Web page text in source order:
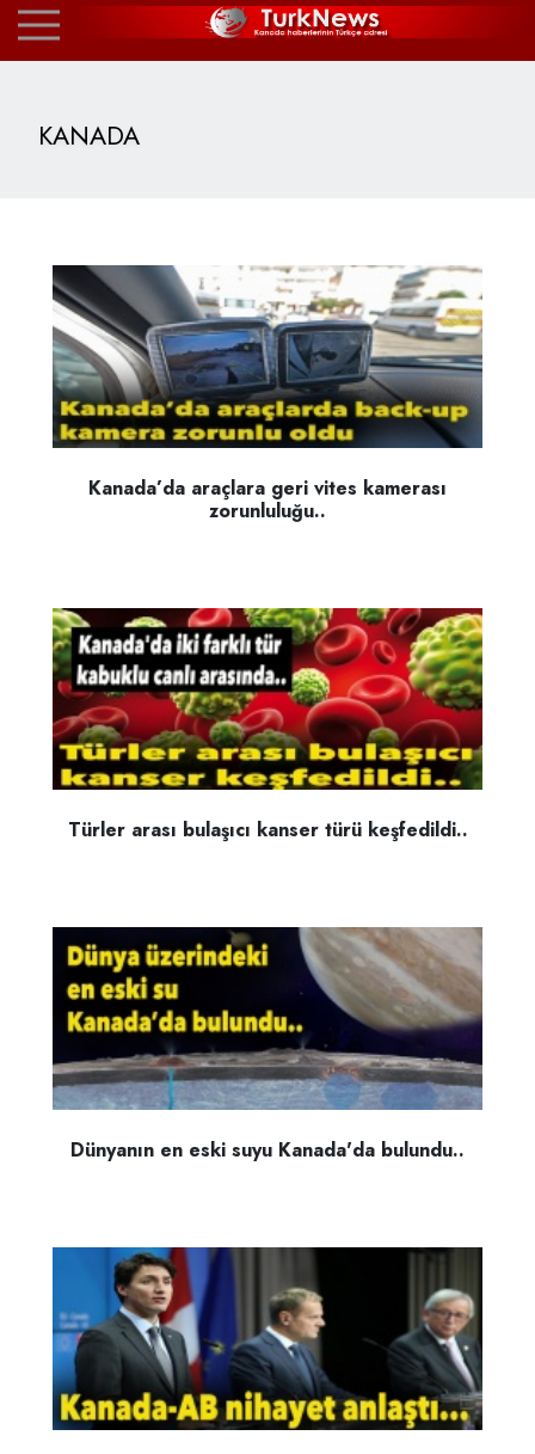
KANADA
Kanada’da araçlara geri vites kamerası
zorunluluğu..
Türler arası bulaşıcı kanser türü keşfedildi..
Dünyanın en eski suyu Kanada'da bulundu..